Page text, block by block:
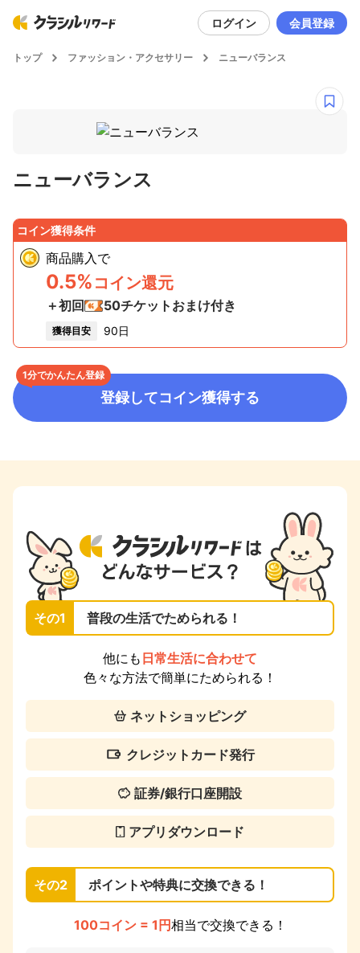
ログイン 会員登録
トップ ファッション・アクセサリー ニューバランス
ニューバランス
コイン獲得条件
商品購入で
0.5% コイン還元
＋初回 50チケットおまけ付き
獲得目安 90日
1分でかんたん登録
登録してコイン獲得する
その1 普段の生活でためられる！
他にも 日常生活に合わせて
色々な方法で簡単にためられる！
ネットショッピング
クレジットカード発行
証券/銀行口座開設
アプリダウンロード
その2 ポイントや特典に交換できる！
100コイン = 1円相当で交換できる！